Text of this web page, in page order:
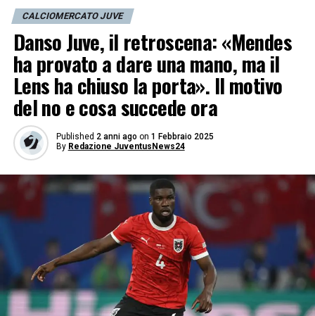
CALCIOMERCATO JUVE
Danso Juve, il retroscena: «Mendes
ha provato a dare una mano, ma il
Lens ha chiuso la porta». Il motivo
del no e cosa succede ora
Published 2 anni ago on 1 Febbraio 2025
By Redazione JuventusNews24